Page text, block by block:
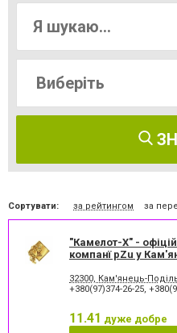
Сортувати: за рейтингом за
"Камелот-Х" -
компанї pZu у
32300, Кам'янець-
+380(97)374-26-25,
11.41 дуже добре